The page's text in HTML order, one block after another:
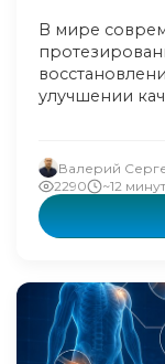
В мире
улучшении
Валерий
2290
~12